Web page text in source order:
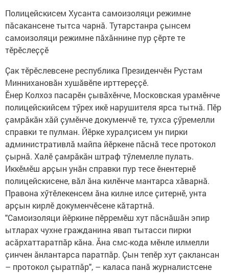
Полицейскисем Хусанта самоизоляци режимне
пӑсакансене тытса чарнӑ. Тутарстанра ҫынсем
самоизоляци режимне пӑхӑннине пур ҫӗрте те
тӗрӗслеҫҫӗ
Ҫак тӗрӗслевсене республика Президенчӗн Рустам
Миннихановӑн хушӑвӗпе ирттереҫҫӗ.
Ӗнер Колхоз пасарӗн ҫывӑхӗнче, Московская урамӗнче
полицейскийсем тӳрех икӗ нарушителя ярса тытнӑ. Пӗр
ҫамрӑкӑн хӑй ҫумӗнче докуменчӗ те, тухса ҫӳремелли
справки те пулман. Йӗрке хуралҫисем ун пирки
административлӑ майпа йӗркене пӑснӑ тесе протокол
ҫырнӑ. Халӗ ҫамрӑкӑн штраф тӳлемелле пулать.
Иккӗмӗш арҫын унӑн справки пур тесе ӗнентернӗ
полицейскисене, вӑл ӑна килӗнче мантарса хӑварнӑ.
Правона хӳтӗлекенсем ӑна килне илсе ҫитернӗ, унта
арҫын кирлӗ докуменчӗсене кӑтартнӑ.
"Самоизоляци йӗркине пӗрремӗш хут пӑснӑшӑн эпир
ытларах чухне гражданина явап тытасси пирки
асӑрхаттаратпӑр кӑна. Ӑна смс-кода мӗнле илмелли
ҫинчен ӑнлантарса паратпӑр. Ҫын тепӗр хут ҫаклансан
– протокол ҫыратпӑр", – каласа панӑ журналистсене